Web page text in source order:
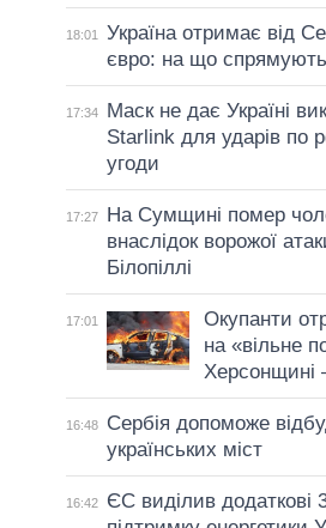
18:01
Україна отримає від
євро: на що спрямують
17:34
Маск не дає Україні
Starlink для ударів по
угоди
17:27
На Сумщині помер
внаслідок ворожої
Білопіллі
17:01
Окупанти
на «вільне
Херсонщині
16:48
Сербія допоможе
українських міст
16:42
ЄС виділив додаткові